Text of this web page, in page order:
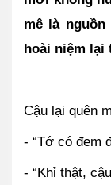
mê là
hoài niệm lại
Cậu lại quên
- “Tớ có đem
- “Khỉ thật,